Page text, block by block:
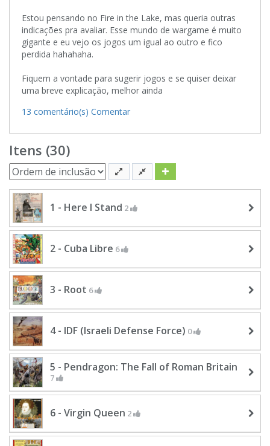
Estou pensando no Fire in the Lake, mas queria outras
indicações pra avaliar. Esse mundo de wargame é muito
gigante e eu vejo os jogos um igual ao outro e fico
perdida hahahaha.
Fiquem a vontade para sugerir jogos e se quiser deixar
uma breve explicação, melhor ainda
13 comentário(s) Comentar
Itens (30)
1 - Here I Stand 2
2 - Cuba Libre 6
3 - Root 6
4 - IDF (Israeli Defense Force) 0
5 - Pendragon: The Fall of Roman Britain
7
6 - Virgin Queen 2